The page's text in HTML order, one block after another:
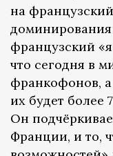
на
доминирования
французский
что сегодня в
франкофонов,
их будет более
Он
Франции, и то,